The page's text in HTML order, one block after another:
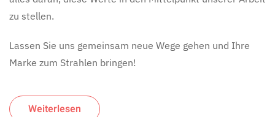
zu stellen.
Lassen Sie uns gemeinsam neue Wege gehen und Ihre
Marke zum Strahlen bringen!
Weiterlesen